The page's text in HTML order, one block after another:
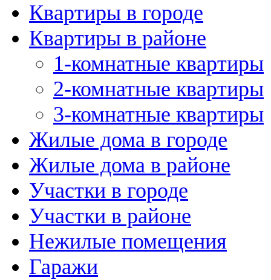
Квартиры в городе
Квартиры в районе
1-комнатные квартиры
2-комнатные квартиры
3-комнатные квартиры
Жилые дома в городе
Жилые дома в районе
Участки в городе
Участки в районе
Нежилые помещения
Гаражи